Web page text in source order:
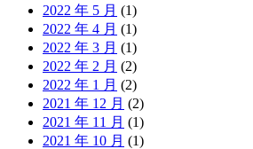
2022 年 5 月 (1)
2022 年 4 月 (1)
2022 年 3 月 (1)
2022 年 2 月 (2)
2022 年 1 月 (2)
2021 年 12 月 (2)
2021 年 11 月 (1)
2021 年 10 月 (1)